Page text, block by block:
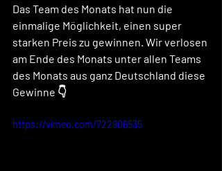
Das Team des Monats hat nun die
einmalige Möglichkeit, einen super
starken Preis zu gewinnen. Wir verlosen
am Ende des Monats unter allen Teams
des Monats aus ganz Deutschland diese
Gewinne 👇
https://vimeo.com/722906535